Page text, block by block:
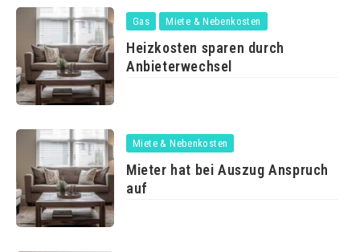
Gas Miete & Nebenkosten
Heizkosten sparen durch
Anbieterwechsel
Miete & Nebenkosten
Mieter hat bei Auszug Anspruch
auf